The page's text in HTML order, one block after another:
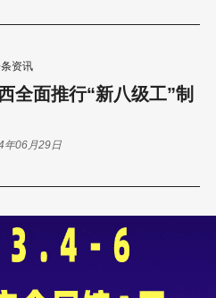
资讯
全面推行“新八级工”制
年06月29日